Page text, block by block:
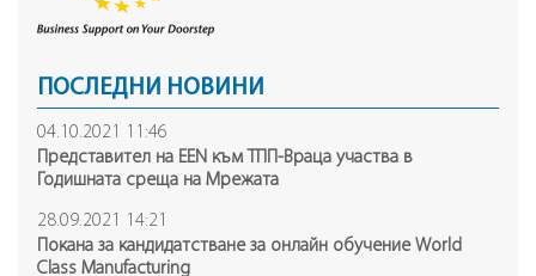
ПОСЛЕДНИ НОВИНИ
04.10.2021 11:46
Представител на ЕEN към ТПП-Враца участва в
Годишната среща на Mрежата
28.09.2021 14:21
Покана за кандидатстване за онлайн обучение World
Class Manufacturing